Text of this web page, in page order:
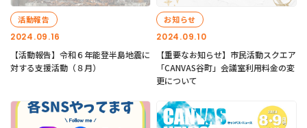
2024.09.16
活動報告
【活動報告】令和６年能登半島地震に
対する支援活動（８月）
2024.09.10
お知らせ
【重要なお知らせ】市民活動スクエア
「CANVAS谷町」会議室利用料金の変
更について